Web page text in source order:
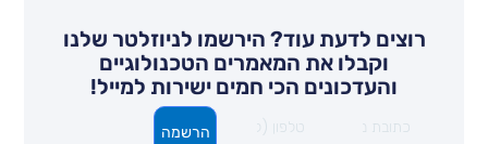
רוצים לדעת עוד? הירשמו לניוזלטר שלנו
וקבלו את המאמרים הטכנולוגיים
והעדכונים הכי חמים ישירות למייל!
הרשמה